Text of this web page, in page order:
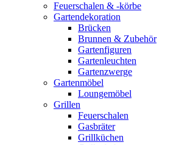
Feuerschalen & -körbe
Gartendekoration
Brücken
Brunnen & Zubehör
Gartenfiguren
Gartenleuchten
Gartenzwerge
Gartenmöbel
Loungemöbel
Grillen
Feuerschalen
Gasbräter
Grillküchen